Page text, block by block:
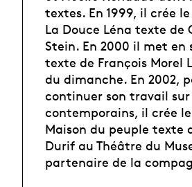
textes. En 1999, il crée
La Douce Léna texte de
Stein. En 2000 il met en
texte de François Morel
du dimanche. En 2002,
continuer son travail
contemporains, il crée
Maison du peuple texte
Durif au Théâtre du
partenaire de la